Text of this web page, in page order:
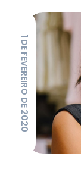
1 DE FEVEREIRO DE 2020